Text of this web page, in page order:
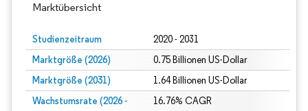
Marktübersicht
Studienzeitraum 2020 - 2031
Marktgröße (2026) 0.75 Billionen US-Dollar
Marktgröße (2031) 1.64 Billionen US-Dollar
Wachstumsrate (2026 -
16.76% CAGR